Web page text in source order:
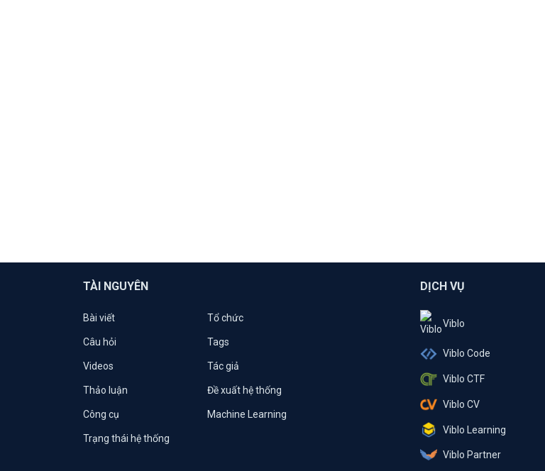
TÀI NGUYÊN
Bài viết Tổ chức
Câu hỏi Tags
Videos Tác giả
Thảo luận Đề xuất hệ thống
Công cụ Machine Learning
Trạng thái hệ thống
DỊCH VỤ
Viblo
Viblo Code
Viblo CTF
Viblo CV
Viblo Learning
Viblo Partner